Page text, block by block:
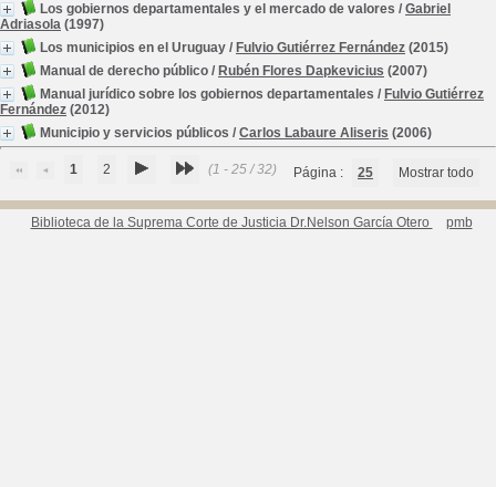
Los gobiernos departamentales y el mercado de valores / Gabriel
Adriasola (1997)
Los municipios en el Uruguay / Fulvio Gutiérrez Fernández (2015)
Manual de derecho público / Rubén Flores Dapkevicius (2007)
Manual jurídico sobre los gobiernos departamentales / Fulvio Gutiérrez
Fernández (2012)
Municipio y servicios públicos / Carlos Labaure Aliseris (2006)
1 2 (1 - 25 / 32) Página : 25 Mostrar todo
Biblioteca de la Suprema Corte de Justicia Dr.Nelson García Otero pmb